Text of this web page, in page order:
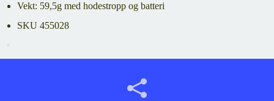
Vekt: 59,5g med hodestropp og batteri
SKU 455028